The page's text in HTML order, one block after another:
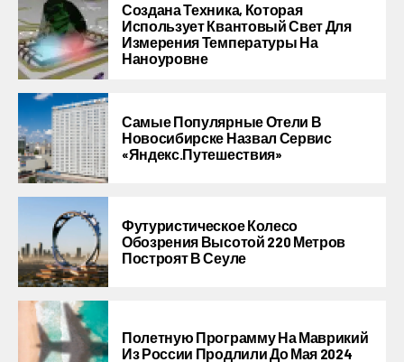
Создана Техника, Которая
Использует Квантовый Свет Для
Измерения Температуры На
Наноуровне
Самые Популярные Отели В
Новосибирске Назвал Сервис
«Яндекс.Путешествия»
Футуристическое Колесо
Обозрения Высотой 220 Метров
Построят В Сеуле
Полетную Программу На Маврикий
Из России Продлили До Мая 2024